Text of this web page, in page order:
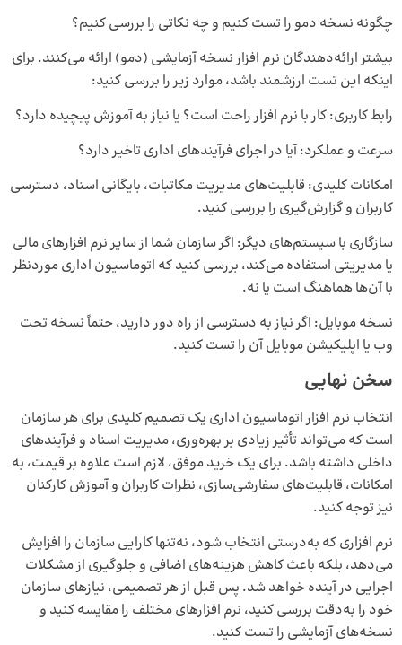
چگونه نسخه دمو را تست کنیم و چه نکاتی را بررسی کنیم؟
بیشتر ارائه‌دهندگان نرم‌ افزار نسخه آزمایشی (دمو) ارائه می‌کنند. برای
اینکه این تست ارزشمند باشد، موارد زیر را بررسی کنید:
رابط کاربری: کار با نرم‌ افزار راحت است؟ یا نیاز به آموزش پیچیده دارد؟
سرعت و عملکرد: آیا در اجرای فرآیندهای اداری تاخیر دارد؟
امکانات کلیدی: قابلیت‌های مدیریت مکاتبات، بایگانی اسناد، دسترسی
کاربران و گزارش‌گیری را بررسی کنید.
سازگاری با سیستم‌های دیگر: اگر سازمان شما از سایر نرم‌ افزارهای مالی
یا مدیریتی استفاده می‌کند، بررسی کنید که اتوماسیون اداری موردنظر
با آن‌ها هماهنگ است یا نه.
نسخه موبایل: اگر نیاز به دسترسی از راه دور دارید، حتماً نسخه تحت
وب یا اپلیکیشن موبایل آن را تست کنید.
سخن نهایی
انتخاب نرم‌ افزار اتوماسیون اداری یک تصمیم کلیدی برای هر سازمان
است که می‌تواند تأثیر زیادی بر بهره‌وری، مدیریت اسناد و فرآیندهای
داخلی داشته باشد. برای یک خرید موفق، لازم است علاوه بر قیمت، به
امکانات، قابلیت‌های سفارشی‌سازی، نظرات کاربران و آموزش کارکنان
نیز توجه کنید.
نرم‌ افزاری که به‌درستی انتخاب شود، نه‌تنها کارایی سازمان را افزایش
می‌دهد، بلکه باعث کاهش هزینه‌های اضافی و جلوگیری از مشکلات
اجرایی در آینده خواهد شد. پس قبل از هر تصمیمی، نیازهای سازمان
خود را به‌دقت بررسی کنید، نرم‌ افزارهای مختلف را مقایسه کنید و
نسخه‌های آزمایشی را تست کنید.